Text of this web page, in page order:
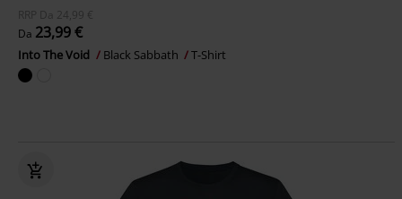
RRP Da 24,99 €
Da 23,99 €
Into The Void Black Sabbath T-Shirt